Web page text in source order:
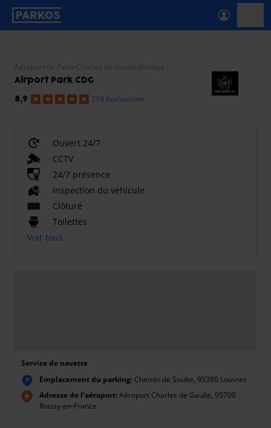
étiquette-de-navigation-principale
Aéroport de Paris-Charles de Gaulle (Roissy)
Airport Park CDG
8,9 719 évaluations
Ouvert 24/7
CCTV
24/7 présence
Inspection du véhicule
Clôturé
Toilettes
Voir tous
Service de navette
P Emplacement du parking: Chemin de Soulte, 95380 Louvres
Adresse de l'aéroport:Aéroport Charles de Gaulle, 95700
Roissy-en-France